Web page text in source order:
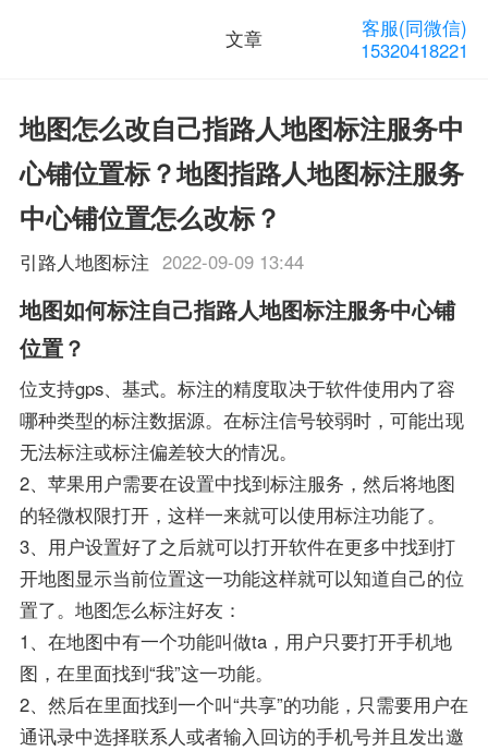
文章
客服(同微信)
15320418221
地图怎么改自己指路人地图标注服务中
心铺位置标？地图指路人地图标注服务
中心铺位置怎么改标？
引路人地图标注 2022-09-09 13:44
地图如何标注自己指路人地图标注服务中心铺
位置？
位支持gps、基式。标注的精度取决于软件使用内了容
哪种类型的标注数据源。在标注信号较弱时，可能出现
无法标注或标注偏差较大的情况。
2、苹果用户需要在设置中找到标注服务，然后将地图
的轻微权限打开，这样一来就可以使用标注功能了。
3、用户设置好了之后就可以打开软件在更多中找到打
开地图显示当前位置这一功能这样就可以知道自己的位
置了。地图怎么标注好友：
1、在地图中有一个功能叫做ta，用户只要打开手机地
图，在里面找到“我”这一功能。
2、然后在里面找到一个叫“共享”的功能，只需要用户在
通讯录中选择联系人或者输入回访的手机号并且发出邀